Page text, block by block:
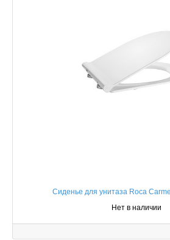
Сиденье для унитаза Roca
Нет в наличии